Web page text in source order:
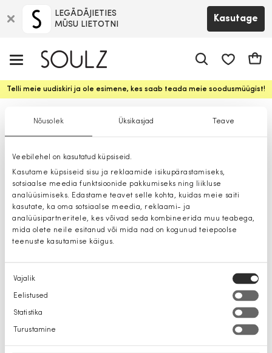
Nõusolek Üksikasjad Teave
Veebilehel on kasutatud küpsiseid.
Kasutame küpsiseid sisu ja reklaamide isikupärastamiseks,
sotsiaalse meedia funktsioonide pakkumiseks ning liikluse
analüüsimiseks. Edastame teavet selle kohta, kuidas meie saiti
kasutate, ka oma sotsiaalse meedia, reklaami- ja
analüüsipartneritele, kes võivad seda kombineerida muu teabega,
mida olete neile esitanud või mida nad on kogunud teiepoolse
teenuste kasutamise käigus.
Nõusoleku
valik
Vajalik
Eelistused
Statistika
Turustamine
LEGĀDĀJIETIES
MŪSU LIETOTNI
Kasutage
Telli meie uudiskiri ja ole esimene, kes saab teada meie soodusmüügist!
Džemprid